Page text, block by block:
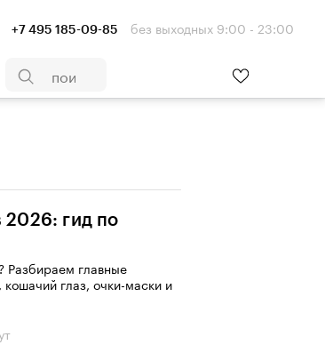
+7 495 185-09-85 без выходных 9:00 - 23:00
гид по
Разбираем главные
глаз, очки-маски и